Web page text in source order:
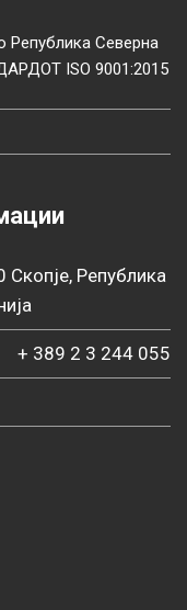
Република Северна
ISO 9001:2015
Република
+ 389 2 3 244 055